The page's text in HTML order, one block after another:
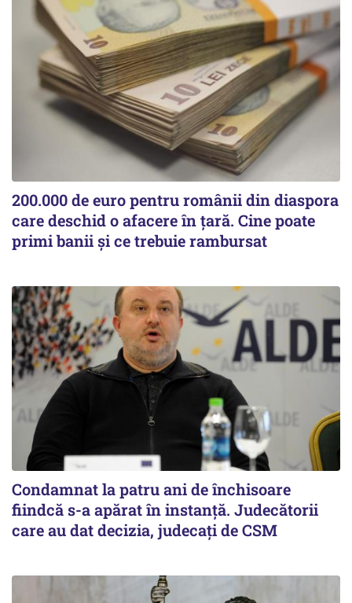
200.000 de euro pentru românii din diaspora
care deschid o afacere în țară. Cine poate
primi banii și ce trebuie rambursat
Condamnat la patru ani de închisoare
fiindcă s-a apărat în instanță. Judecătorii
care au dat decizia, judecați de CSM